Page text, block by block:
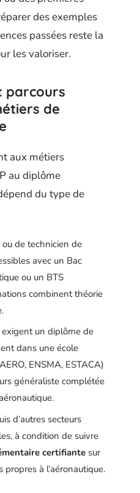
des exemples
passées reste la
les valoriser.
parcours
de
aux métiers
au diplôme
du type de
ou de technicien de
avec un Bac
ou un BTS
combinent théorie
exigent un diplôme de
dans une école
ENSMA, ESTACA)
généraliste complétée
d’autres secteurs
à condition de suivre
certifiante sur
à l’aéronautique.